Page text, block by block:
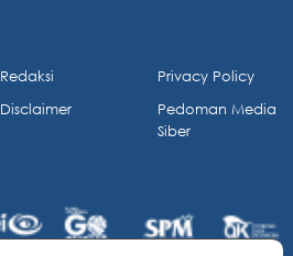
Redaksi
Disclaimer
Privacy Policy
Pedoman Media
Siber